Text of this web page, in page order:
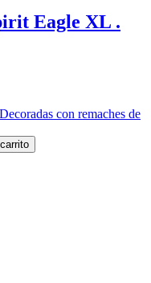
Eagle XL .
con remaches de